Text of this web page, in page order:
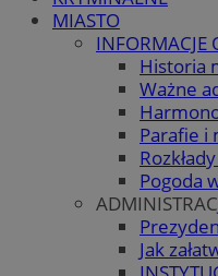
MIASTO
INFORMACJE
Historia
Ważne
Parafie i
Pogoda
Jak